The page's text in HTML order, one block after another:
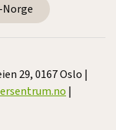
29, 0167 Oslo |
|